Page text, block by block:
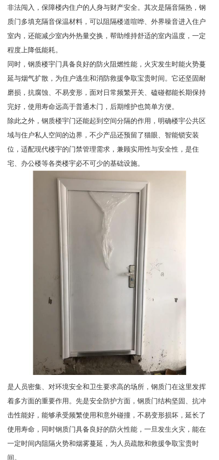
非法闯入，保障楼内住户的人身与财产安全。其次是隔音隔热，钢
质门多填充隔音保温材料，可以阻隔楼道喧哗、外界噪音进入住户
室内，还能减少室内外热量交换，帮助维持舒适的室内温度，一定
程度上降低能耗。
同时，钢质楼宇门具备良好的防火阻燃性能，火灾发生时能火势蔓
延与烟气扩散，为住户逃生和消防救援争取宝贵时间。它还坚固耐
磨损，抗腐蚀、不易变形，面对日常频繁开关、磕碰都能长期保持
完好，使用寿命远高于普通木门，后期维护也简单方便。
除此之外，钢质楼宇门还能起到空间分隔的作用，明确楼宇公共区
域与住户私人空间的边界，不少产品还预留了猫眼、智能锁安装
位，适配现代楼宇的门禁管理需求，兼顾实用性与安全性，是住
宅、办公楼等各类楼宇必不可少的基础设施。
是人员密集、对环境安全和卫生要求高的场所，钢质门在这里发挥
着多方面的重要作用。先是安全防护方面，钢质门结构坚固、抗冲
击性能好，能够承受频繁使用和意外碰撞，不易变形损坏，延长了
使用寿命，同时钢质门具备良好的防火性能，一旦发生火灾，能在
一定时间内阻隔火势和烟雾蔓延，为人员疏散和救援争取宝贵时
间。